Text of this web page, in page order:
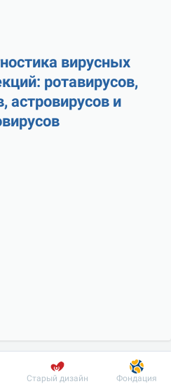
вирусных
ротавирусов,
астровирусов и
Пациенту
Старый дизайн Фондация